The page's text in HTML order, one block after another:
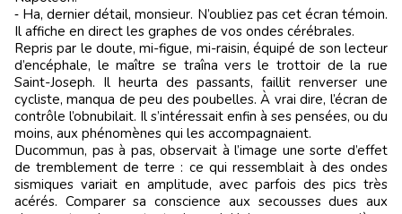
‑ Ha, dernier détail, monsieur. N’oubliez pas cet écran témoin.
Il affiche en direct les graphes de vos ondes cérébrales.
Repris par le doute, mi-figue, mi-raisin, équipé de son lecteur
d’encéphale, le maître se traîna vers le trottoir de la rue
Saint-Joseph. Il heurta des passants, faillit renverser une
cycliste, manqua de peu des poubelles. À vrai dire, l’écran de
contrôle l’obnubilait. Il s’intéressait enfin à ses pensées, ou du
moins, aux phénomènes qui les accompagnaient.
Ducommun, pas à pas, observait à l’image une sorte d’effet
de tremblement de terre : ce qui ressemblait à des ondes
sismiques variait en amplitude, avec parfois des pics très
acérés. Comparer sa conscience aux secousses dues aux